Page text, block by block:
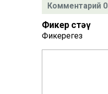
Комментарий 0
Фикер өстәү
Фикерегез